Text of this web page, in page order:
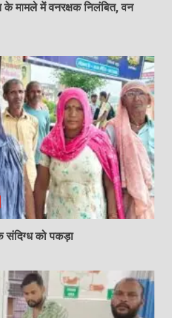
मामले में वनरक्षक निलंबित, वन
संदिग्ध को पकड़ा